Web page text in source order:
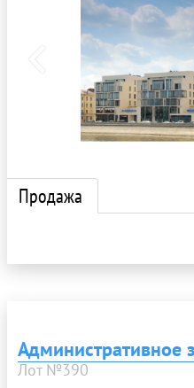
Продажа
Административное
Лот №390